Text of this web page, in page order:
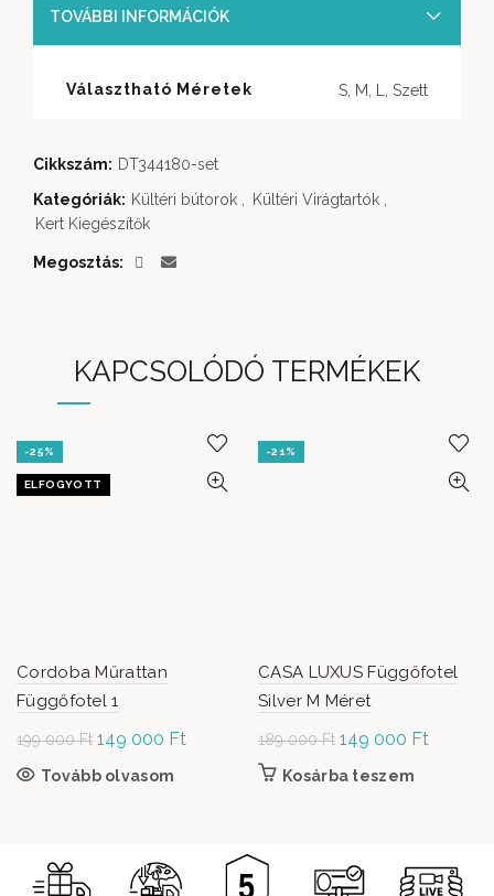
TOVÁBBI INFORMÁCIÓK
Választható Méretek S, M, L, Szett
Cikkszám: DT344180-set
Kategóriák: Kültéri bútorok Kültéri Virágtartók
Kert Kiegészítők
Megosztás
KAPCSOLÓDÓ TERMÉKEK
-25%
ELFOGYOTT
Cordoba Műrattan
Függőfotel 1
199 000Ft Original
price was:
149 000 Ft
Tovább olvasom
-21%
CASA LUXUS Függőfotel
Silver M Méret
189 000Ft Original
price was:
149 000 Ft
Kosárba teszem